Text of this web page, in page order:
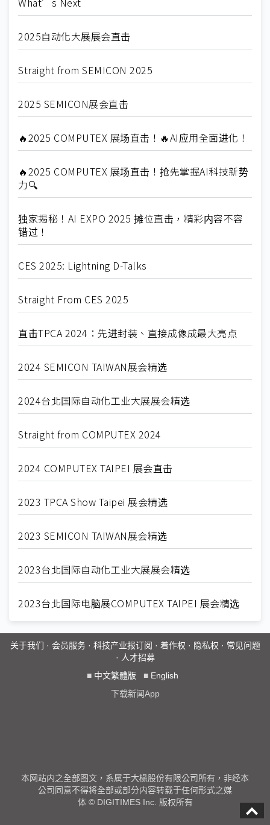
2025自动化大展展会直击
Straight from SEMICON 2025
2025 SEMICON展会直击
🔥2025 COMPUTEX 展场直击！🔥AI应用全面进化！
🔥2025 COMPUTEX 展场直击！抢先掌握AI科技新势
力🔍
独家揭秘！AI EXPO 2025 摊位直击，精彩内容不容
错过！
CES 2025: Lightning D-Talks
Straight From CES 2025
直击TPCA 2024：先进封装、直接成像成最大亮点
2024 SEMICON TAIWAN展会精选
2024台北国际自动化工业大展展会精选
Straight from COMPUTEX 2024
2024 COMPUTEX TAIPEI 展会直击
2023 TPCA Show Taipei 展会精选
2023 SEMICON TAIWAN展会精选
2023台北国际自动化工业大展展会精选
2023台北国际电脑展COMPUTEX TAIPEI 展会精选
关于我们 · 会员服务· 科技产业报订阅 · 着作权 · 隐私权 · 常见问题
· 人才招募
■ 中文繁體版 ■ English
下载新闻App
本网站内之全部图文，系属于大椽股份有限公司所有，非经本
公司同意不得将全部或部分内容转载于任何形式之媒
体 © DIGITIMES Inc. 版权所有